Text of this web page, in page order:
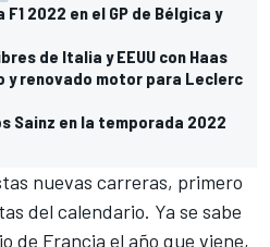
2022 en el GP de Bélgica y
de Italia y EEUU con Haas
y renovado motor para Leclerc
Sainz en la temporada 2022
nuevas carreras, primero
del calendario. Ya se sabe
de Francia el año que viene,